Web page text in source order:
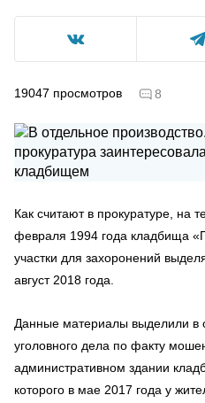
19047 просмотров 8
Как считают в прокуратуре, на
февраля 1994 года кладбища
участки для захоронений
август 2018 года.
Данные материалы выделили в
уголовного дела по факту
административном здании
которого в мае 2017 года у